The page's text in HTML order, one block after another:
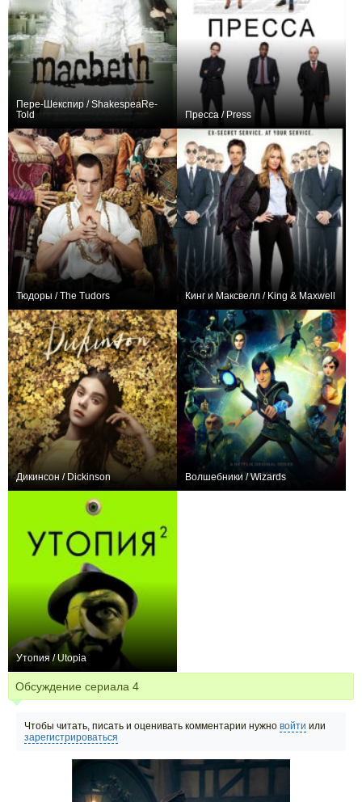
Пере-Шекспир / ShakespeaRe-
Told
Пресса / Press
Тюдоры / The Tudors Кинг и Максвелл / King & Maxwell
Дикинсон / Dickinson Волшебники / Wizards
Утопия / Utopia
Обсуждение сериала 4
Чтобы читать, писать и оценивать комментарии нужно войти или
зарегистрироваться